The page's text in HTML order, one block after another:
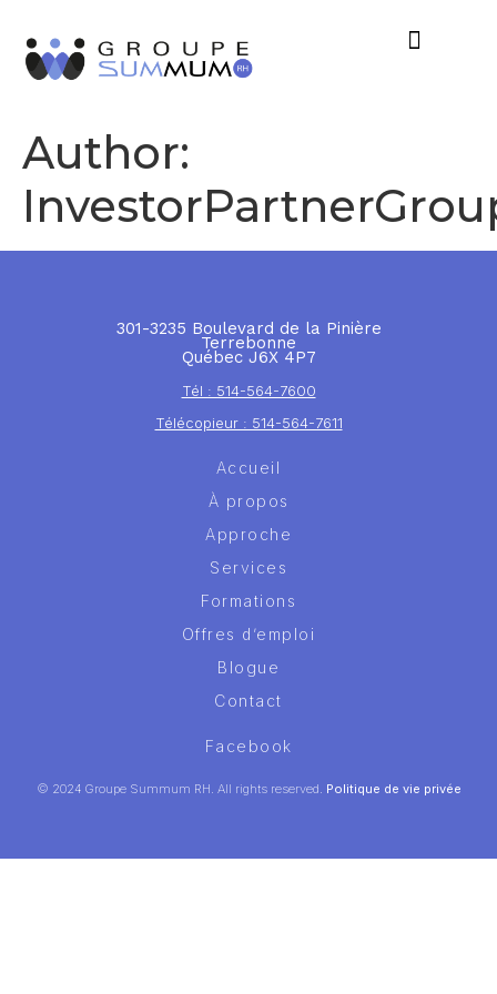
Author:
301-3235 Boulevard de la Pinière
Terrebonne
Québec J6X 4P7
Tél : 514-564-7600
Télécopieur : 514-564-7611
Accueil
À propos
Approche
Services
Formations
Offres d’emploi
Blogue
Contact
Facebook
© 2024 Groupe Summum RH. All rights reserved. Politique de vie privée